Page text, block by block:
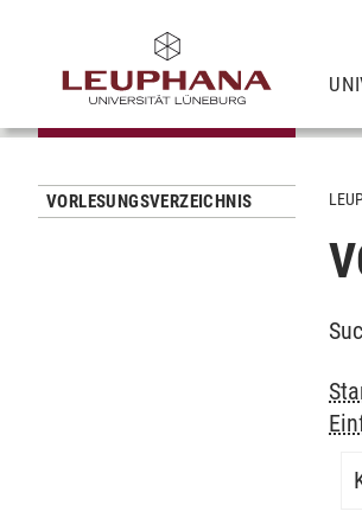
VORLESUNGSVERZEICHNIS